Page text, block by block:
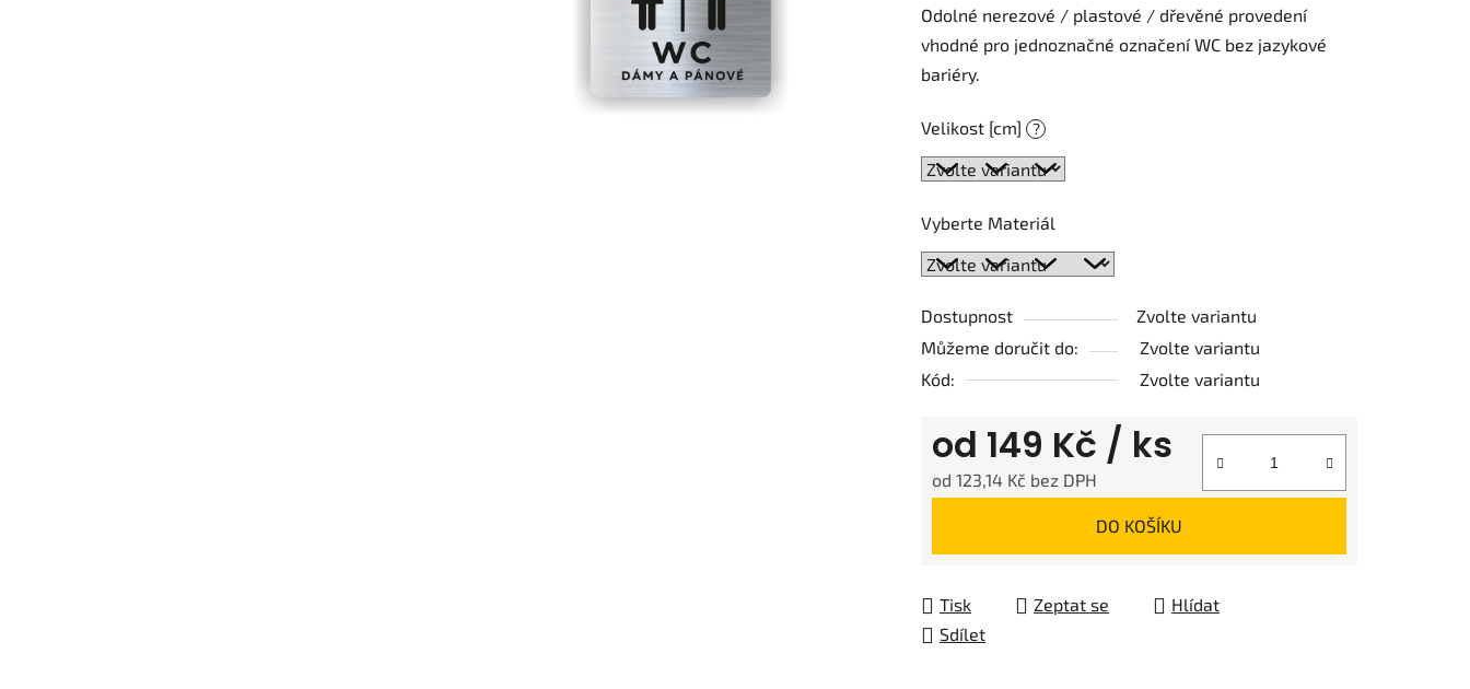
produktu
je
0,0
5
hvězdiček.
Odolné nerezové / plastové / dřevěné provedení
vhodné pro jednoznačné označení WC bez jazykové
bariéry.
Velikost [cm] ?
Vyberte Materiál
Dostupnost
Zvolte variantu
Můžeme doručit do:
Zvolte variantu
Kód:
Zvolte variantu
od 149 Kč / ks
od 123,14 Kč bez DPH
DO KOŠÍKU
Tisk Zeptat se
Hlídat
Sdílet